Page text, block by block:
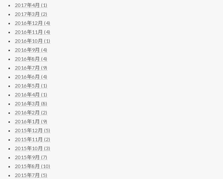
2017年4月 (1)
2017年3月 (2)
2016年12月 (4)
2016年11月 (4)
2016年10月 (1)
2016年9月 (4)
2016年8月 (4)
2016年7月 (9)
2016年6月 (4)
2016年5月 (1)
2016年4月 (1)
2016年3月 (8)
2016年2月 (2)
2016年1月 (9)
2015年12月 (5)
2015年11月 (2)
2015年10月 (3)
2015年9月 (7)
2015年8月 (10)
2015年7月 (5)